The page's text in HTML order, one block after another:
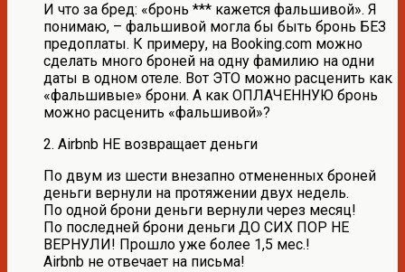
И что за бред: «бронь *** кажется фальшивой». Я
понимаю, – фальшивой могла бы быть бронь БЕЗ
предоплаты. К примеру, на Booking.com можно
сделать много броней на одну фамилию на одни
даты в одном отеле. Вот ЭТО можно расценить как
«фальшивые» брони. А как ОПЛАЧЕННУЮ бронь
можно расценить «фальшивой»?
2. Airbnb НЕ возвращает деньги
По двум из шести внезапно отмененных броней
деньги вернули на протяжении двух недель.
По одной брони деньги вернули через месяц!
По последней брони деньги ДО СИХ ПОР НЕ
ВЕРНУЛИ! Прошло уже более 1,5 мес.!
Airbnb не отвечает на письма!